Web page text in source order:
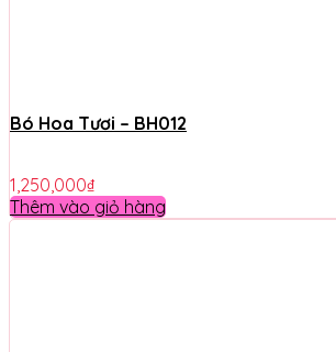
Bó Hoa Tươi – BH012
1,250,000₫
Thêm vào giỏ hàng